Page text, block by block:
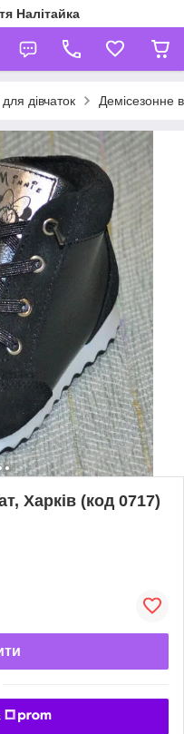
Налітайка
дівчаток Демісезонне
Харків (код 0717)